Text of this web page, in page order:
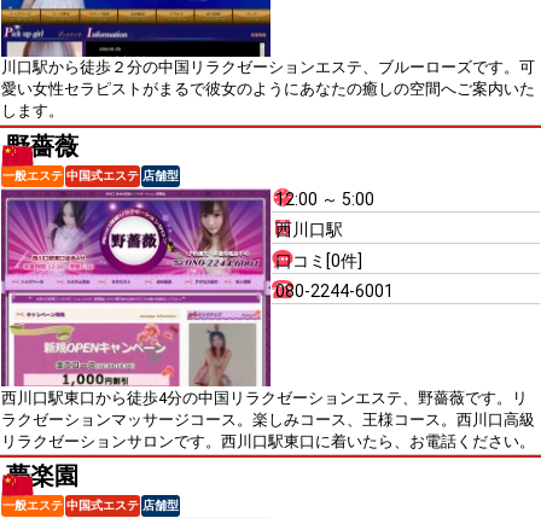
川口駅から徒歩２分の中国リラクゼーションエステ、ブルーローズです。可
愛い女性セラピストがまるで彼女のようにあなたの癒しの空間へご案内いた
します。
野薔薇
一般エステ 中国式エステ 店舗型
12:00 ～ 5:00
西川口駅
口コミ[0件]
080-2244-6001
西川口駅東口から徒歩4分の中国リラクゼーションエステ、野薔薇です。リ
ラクゼーションマッサージコース。楽しみコース、王様コース。西川口高級
リラクゼーションサロンです。西川口駅東口に着いたら、お電話ください。
夢楽園
一般エステ 中国式エステ 店舗型